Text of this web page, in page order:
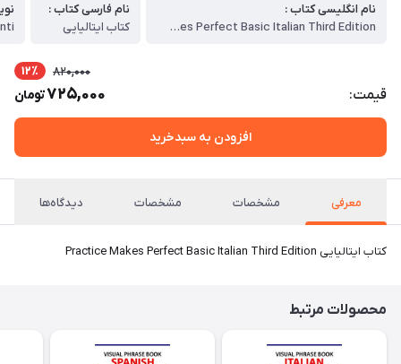
نام انگلیسی کتاب :
Practice Makes Perfect Basic Italian Third Edition
نام فارسی کتاب :
کتاب ایتالیایی
قیمت:
820,000 12٪
725,000تومان
افزودن به سبدخرید
معرفی مشخصات مشخصات دیدگاه‌ها
کتاب ایتالیایی Practice Makes Perfect Basic Italian Third Edition
محصولات مرتبط